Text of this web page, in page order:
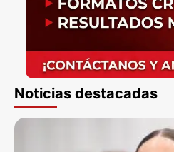
Noticias destacadas